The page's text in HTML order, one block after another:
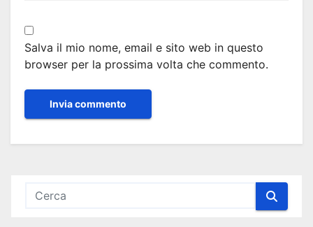
Salva il mio nome, email e sito web in questo
browser per la prossima volta che commento.